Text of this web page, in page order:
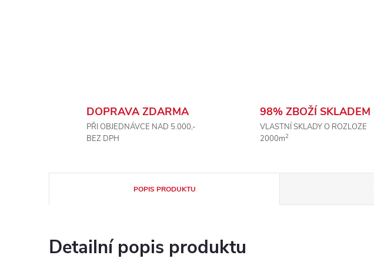
DOPRAVA ZDARMA
PŘI OBJEDNÁVCE NAD 5.000,-
BEZ DPH
98% ZBOŽÍ SKLADEM
VLASTNÍ SKLADY O ROZLOZE
2000m2
POPIS PRODUKTU
Detailní popis produktu